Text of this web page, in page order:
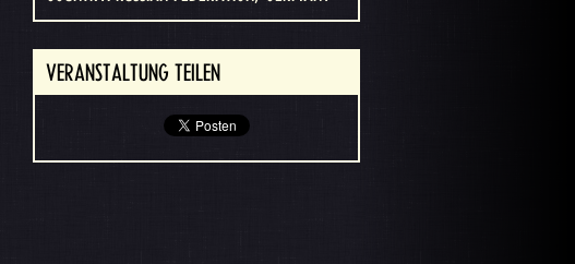
VERANSTALTUNG TEILEN